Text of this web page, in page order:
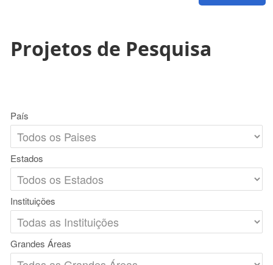
Projetos de Pesquisa
País
Estados
Instituições
Grandes Áreas